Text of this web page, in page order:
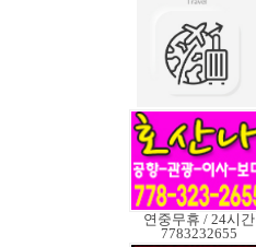
연중무휴 / 24시간
7783232655